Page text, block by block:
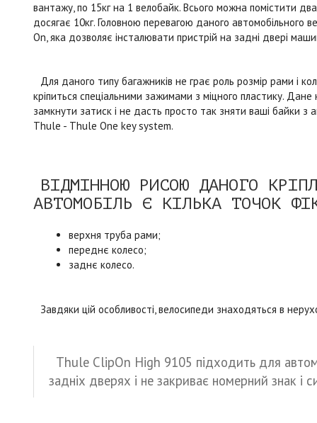
вантажу, по 15кг на 1 велобайк. Всього можна помістити
досягає 10кг. Головною перевагою даного автомобільного
On, яка дозволяє інсталювати пристрій на задні двері
Для даного типу багажників не грає роль розмір рами і
кріпиться спеціальними зажимами з міцного пластику.
замкнути затиск і не дасть просто так зняти ваші байки з
Thule - Thule One key system.
ВІДМІННОЮ РИСОЮ ДАНОГО
АВТОМОБІЛЬ Є КІЛЬКА ТОЧОК
верхня труба рами;
переднє колесо;
заднє колесо.
Завдяки цій особливості, велосипеди знаходяться в
Thule ClipOn High 9105 підходить для
задніх дверях і не закриває номерний знак і